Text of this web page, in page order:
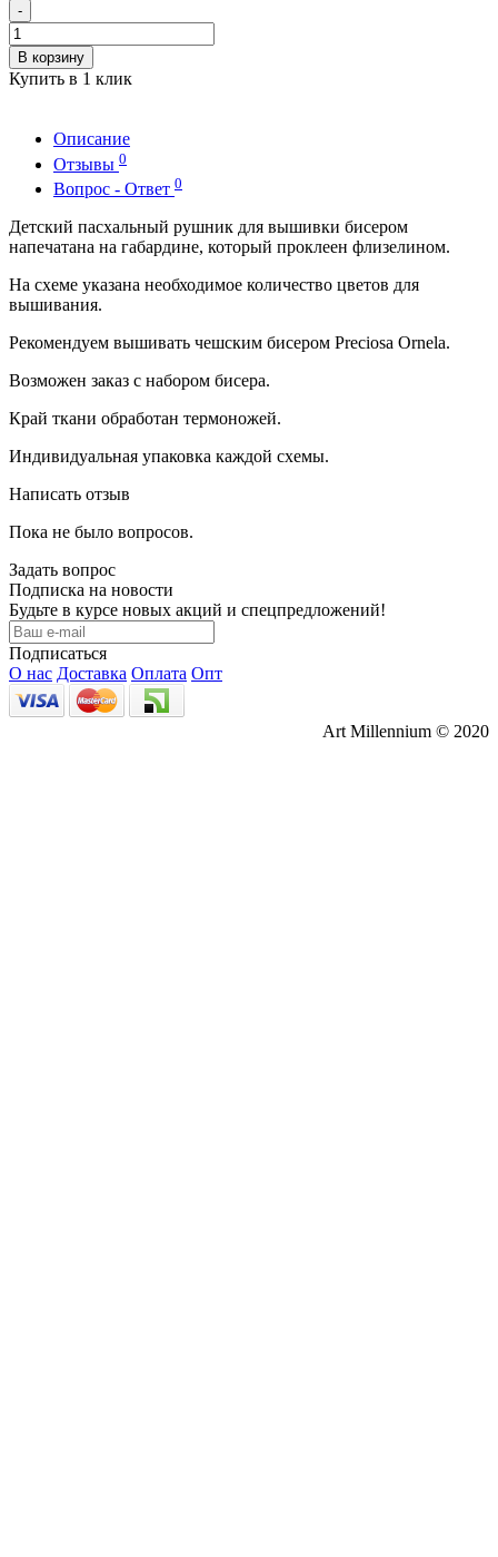
-
В корзину
Купить в 1 клик
Описание
Отзывы 0
Вопрос - Ответ 0
Детский пасхальный рушник для вышивки бисером
напечатана на габардине, который проклеен флизелином.
На схеме указана необходимое количество цветов для
вышивания.
Рекомендуем вышивать чешским бисером Preciosa Ornela.
Возможен заказ с набором бисера.
Край ткани обработан термоножей.
Индивидуальная упаковка каждой схемы.
Написать отзыв
Пока не было вопросов.
Задать вопрос
Подписка на новости
Будьте в курсе новых акций и спецпредложений!
Подписаться
О нас Доставка Оплата Опт
Art Millennium © 2020